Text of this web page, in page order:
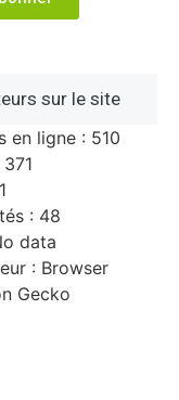
sur le site
en ligne : 510
: 48
data
: Browser
Gecko